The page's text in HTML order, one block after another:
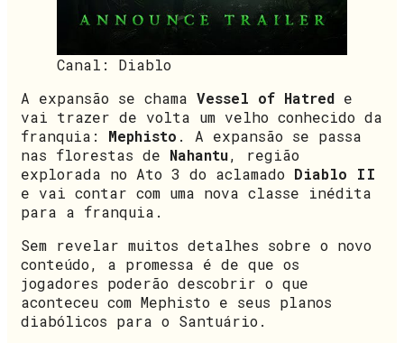
Canal: Diablo
A expansão se chama Vessel of Hatred e
vai trazer de volta um velho conhecido da
franquia: Mephisto . A expansão se passa
nas florestas de Nahantu, região
explorada no Ato 3 do aclamado Diablo II
e vai contar com uma nova classe inédita
para a franquia.
Sem revelar muitos detalhes sobre o novo
conteúdo, a promessa é de que os
jogadores poderão descobrir o que
aconteceu com Mephisto e seus planos
diabólicos para o Santuário.